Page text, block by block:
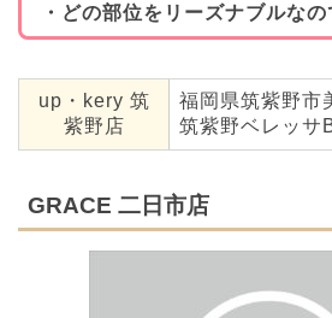
・どの部位をリーズナブルなの
up・kery 筑
紫野店
福岡県筑紫野市
筑紫野ベレッサ
GRACE 二日市店